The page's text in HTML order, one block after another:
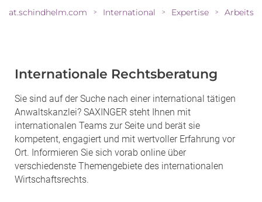
at.schindhelm.com > International > Expertise >
Internationale Rechtsberatung
Sie sind auf der Suche nach einer international tätigen
Anwaltskanzlei? SAXINGER steht Ihnen mit
internationalen Teams zur Seite und berät sie
kompetent, engagiert und mit wertvoller Erfahrung vor
Ort. Informieren Sie sich vorab online über
verschiedenste Themengebiete des internationalen
Wirtschaftsrechts.